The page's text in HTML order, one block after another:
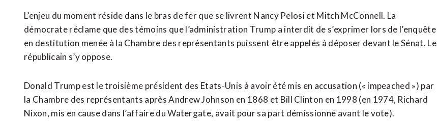
L’enjeu du moment réside dans le bras de fer que se livrent Nancy Pelosi et Mitch McConnell. La
démocrate réclame que des témoins que l’administration Trump a interdit de s’exprimer lors de l’enquête
en destitution menée à la Chambre des représentants puissent être appelés à déposer devant le Sénat. Le
républicain s’y oppose.
Donald Trump est le troisième président des Etats-Unis à avoir été mis en accusation (« impeached ») par
la Chambre des représentants après Andrew Johnson en 1868 et Bill Clinton en 1998 (en 1974, Richard
Nixon, mis en cause dans l’affaire du Watergate, avait pour sa part démissionné avant le vote).